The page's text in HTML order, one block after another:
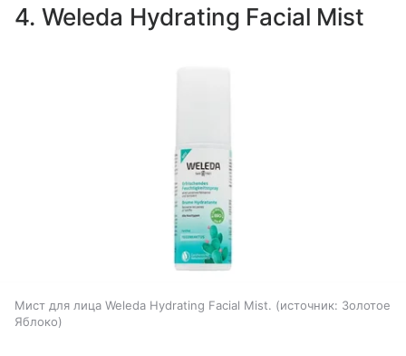
4. Weleda Hydrating Facial Mist
Мист для лица Weleda Hydrating Facial Mist. источник: Золотое
Яблоко